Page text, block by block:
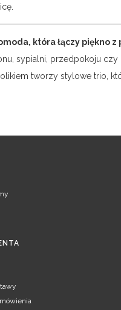
która łączy piękno
sypialni, przedpokoju czy
tworzy stylowe trio,